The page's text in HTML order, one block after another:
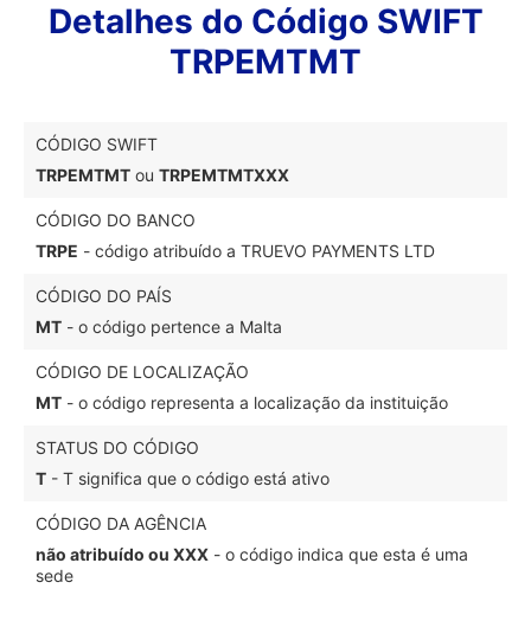
Detalhes do Código SWIFT
TRPEMTMT
CÓDIGO SWIFT
TRPEMTMT ou TRPEMTMTXXX
CÓDIGO DO BANCO
TRPE - código atribuído a TRUEVO PAYMENTS LTD
CÓDIGO DO PAÍS
MT - o código pertence a Malta
CÓDIGO DE LOCALIZAÇÃO
MT - o código representa a localização da instituição
STATUS DO CÓDIGO
T - T significa que o código está ativo
CÓDIGO DA AGÊNCIA
não atribuído ou XXX - o código indica que esta é uma
sede